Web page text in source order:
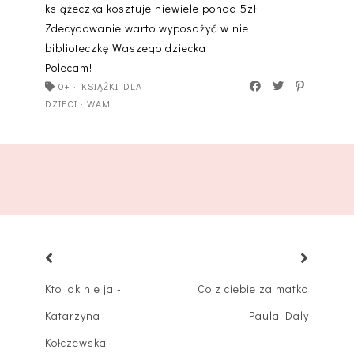
książeczka kosztuje niewiele ponad 5zł.
Zdecydowanie warto wyposażyć w nie
biblioteczkę Waszego dziecka
Polecam!
0+ · KSIĄŻKI DLA
DZIECI · WAM
Kto jak nie ja -
Katarzyna
Kołczewska
Co z ciebie za matka
- Paula Daly